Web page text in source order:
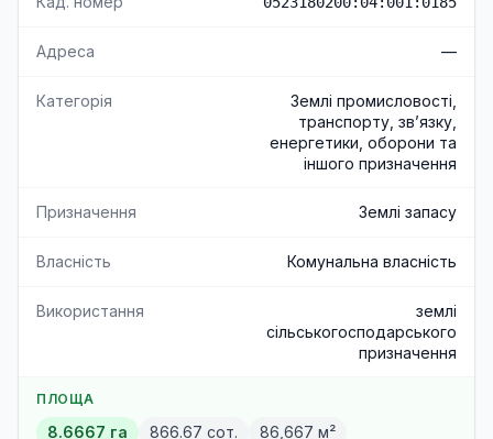
Адреса —
Категорія
Землі промисловості,
транспорту, зв’язку,
енергетики, оборони та
іншого призначення
Призначення Землі запасу
Власність Комунальна власність
Використання
землі
сільськогосподарського
призначення
ПЛОЩА
8.6667 га 866.67 сот. 86,667 м²